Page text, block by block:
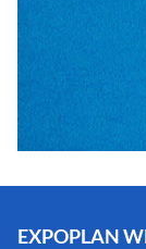
EXPOPLAN